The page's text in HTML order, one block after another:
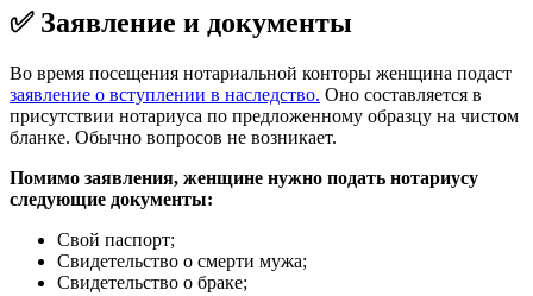
✅ Заявление и документы
Во время посещения нотариальной конторы женщина подаст
заявление о вступлении в наследство. Оно составляется в
присутствии нотариуса по предложенному образцу на чистом
бланке. Обычно вопросов не возникает.
Помимо заявления, женщине нужно подать нотариусу
следующие документы:
Свой паспорт;
Свидетельство о смерти мужа;
Свидетельство о браке;